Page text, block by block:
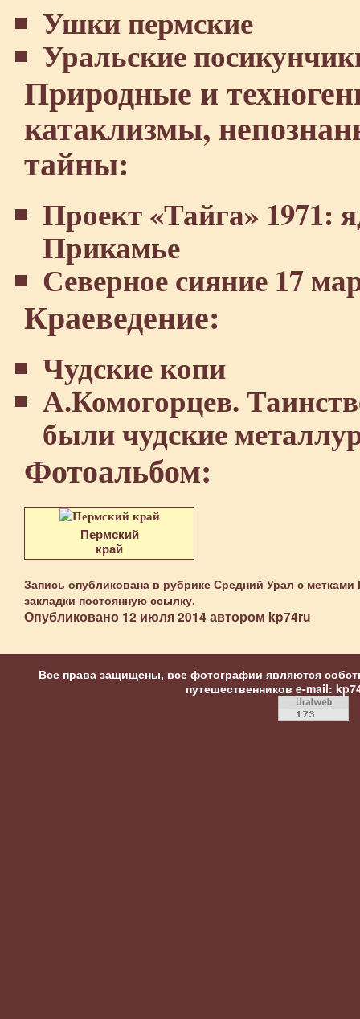
Ушки пермские
Уральские
Природные и
катаклизмы,
тайны:
Проект «Тайга» 1971:
Прикамье
Северное сияние 17
Краеведение:
Чудские копи
А.Комогорцев.
были чудские
Фотоальбом:
Пермский
край
Запись опубликована в рубрике Средний Урал с метками
закладки постоянную ссылку.
Опубликовано 12 июля 2014 автором kp74ru
Все права защищены, все фотографии являются
путешественников e-mail: